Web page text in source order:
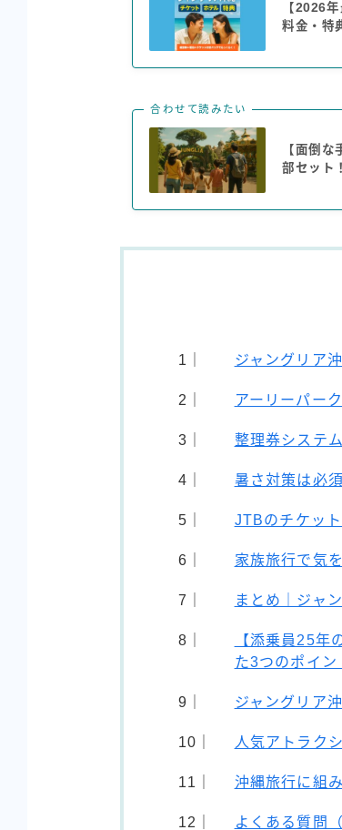
【2026
料金・特
合わせて読みたい
【面倒
部セット！
ジャングリア
アーリーパー
整理券システ
暑さ対策は必須
JTBのチケッ
家族旅行で気
まとめ｜ジャ
【添乗員25年
た3つのポイン
ジャングリア
人気アトラク
沖縄旅行に組
よくある質問